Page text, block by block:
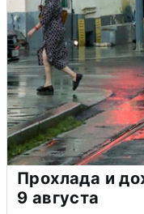
Прохлада и
9 августа